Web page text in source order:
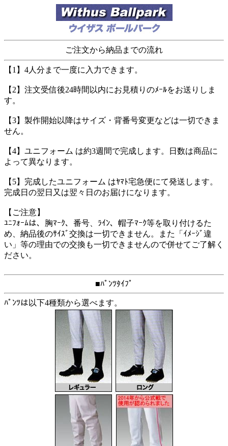
ご注文から納品までの流れ
【1】4人分まで一度に入力できます。
【2】注文受信後24時間以内にお見積りのﾒｰﾙをお送りしま
す。
【3】製作開始以降はサイズ・背番号変更などは一切できま
せん。
【4】ユニフォーム は約3週間で完成します。日数は商品に
よって異なります。
【5】完成したユニフォーム はﾔﾏﾄ宅急便にて発送します。
完成日の翌日又は翌々日のお届けになります。
【ご注意】
ﾕﾆﾌｫｰﾑは、胸ﾏｰｸ、番号、ﾗｲﾝ、帽子ﾏｰｸ等を取り付けるた
め、納品後のｻｲｽﾞ交換は一切できません。また「ｲﾒｰｼﾞ違
い」等の理由での交換も一切できませんので併せてご了解く
ださい。
■ﾊﾟﾝﾂﾀｲﾌﾟ
ﾊﾟﾝﾂは以下4種類から選べます。